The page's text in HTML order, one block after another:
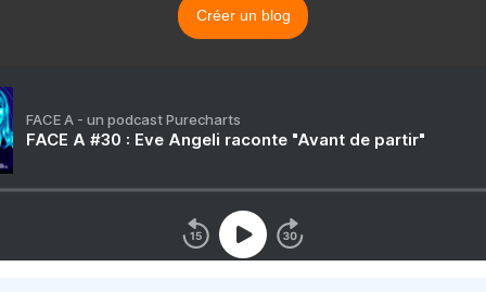
Créer un blog
FACE A - un podcast Purecharts
FACE A #30 : Eve Angeli raconte "Avant de partir"